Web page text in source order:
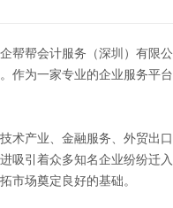
帮会计服务（深圳）有限
作为一家专业的企业服务平
术产业、金融服务、外贸出
吸引着众多知名企业纷纷迁
市场奠定良好的基础。